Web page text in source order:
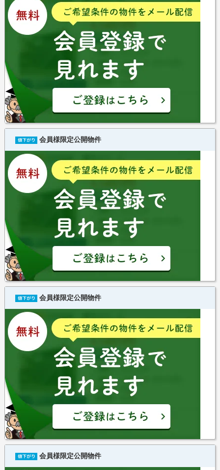
会員様限定公開物件
会員様限定公開物件
会員様限定公開物件